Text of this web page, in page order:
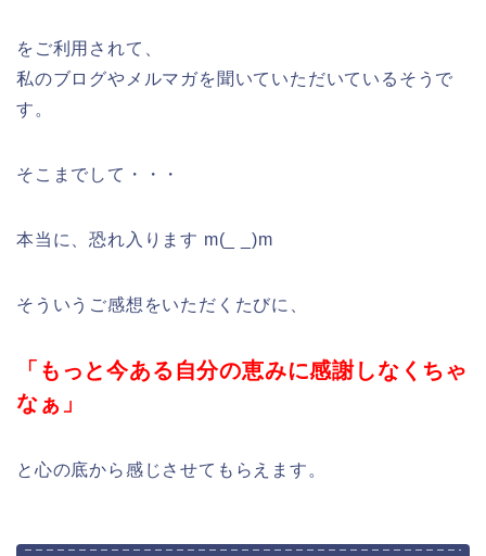
をご利用されて、
私のブログやメルマガを聞いていただいているそうで
す。
そこまでして・・・
本当に、恐れ入ります m(_ _)m
そういうご感想をいただくたびに、
「もっと今ある自分の恵みに感謝しなくちゃ
なぁ」
と心の底から感じさせてもらえます。